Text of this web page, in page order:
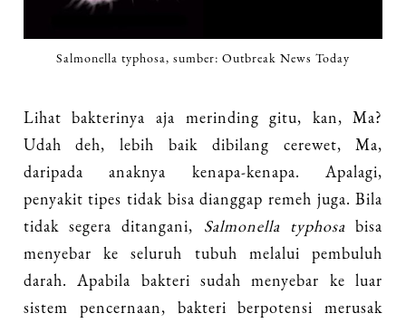
Salmonella typhosa, sumber: Outbreak News Today
Lihat bakterinya aja merinding gitu, kan, Ma?
Udah deh, lebih baik dibilang cerewet, Ma,
daripada anaknya kenapa-kenapa. Apalagi,
penyakit tipes tidak bisa dianggap remeh juga. Bila
tidak segera ditangani, Salmonella typhosa bisa
menyebar ke seluruh tubuh melalui pembuluh
darah. Apabila bakteri sudah menyebar ke luar
sistem pencernaan, bakteri berpotensi merusak